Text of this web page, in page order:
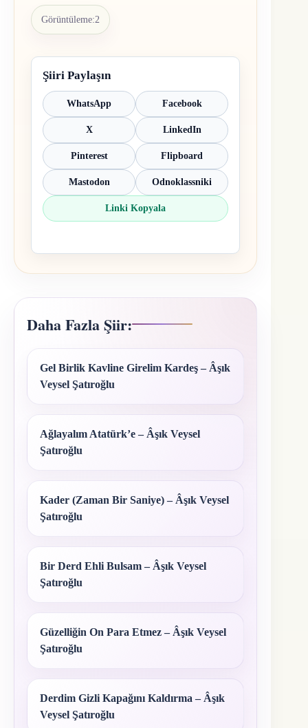
Görüntüleme:2
Şiiri Paylaşın
WhatsApp Facebook
X LinkedIn
Pinterest Flipboard
Mastodon Odnoklassniki
Linki Kopyala
Daha Fazla Şiir:
Gel Birlik Kavline Girelim Kardeş – Âşık
Veysel Şatıroğlu
Ağlayalım Atatürk’e – Âşık Veysel
Şatıroğlu
Kader (Zaman Bir Saniye) – Âşık Veysel
Şatıroğlu
Bir Derd Ehli Bulsam – Âşık Veysel
Şatıroğlu
Güzelliğin On Para Etmez – Âşık Veysel
Şatıroğlu
Derdim Gizli Kapağını Kaldırma – Âşık
Veysel Şatıroğlu